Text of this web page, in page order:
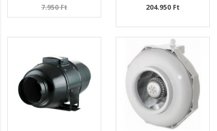
7.950 Ft
204.950 Ft